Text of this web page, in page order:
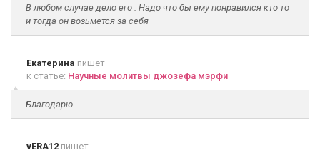
В любом случае дело его . Надо что бы ему понравился кто то
и тогда он возьмется за себя
Екатерина пишет
к статье: Научные молитвы джозефа мэрфи
Благодарю
vERA12 пишет